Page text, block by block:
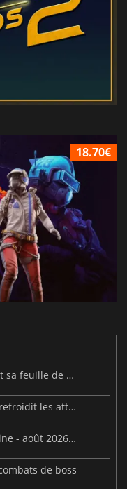
18.70€
MARVEL Tōkon dévoile ses débuts et sa feuille de route
Steam Frame : une fuite sur le prix refroidit les attentes VR
Sorties de jeux vidéo de cette semaine - août 2026 (semaine 32)
de boss